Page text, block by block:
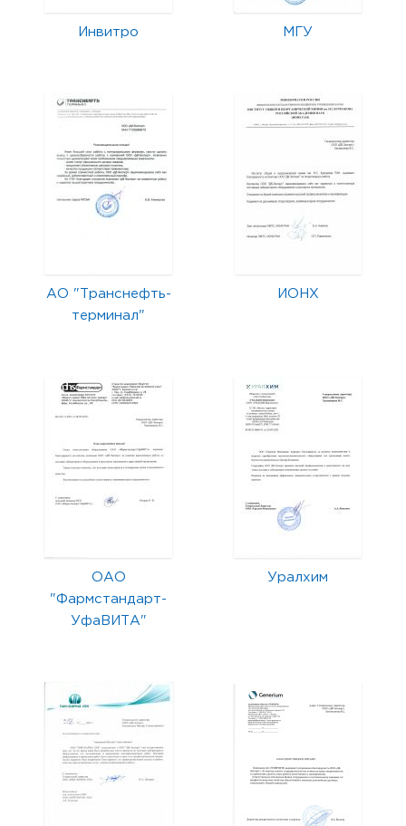
Инвитро МГУ
АО "Транснефть-
терминал"
ИОНХ
ОАО
"Фармстандарт-
УфаВИТА"
Уралхим